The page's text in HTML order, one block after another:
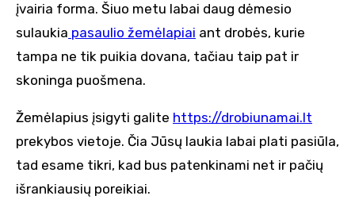
įvairia forma. Šiuo metu labai daug dėmesio
sulaukia pasaulio žemėlapiai ant drobės, kurie
tampa ne tik puikia dovana, tačiau taip pat ir
skoninga puošmena.
Žemėlapius įsigyti galite https://drobiunamai.lt
prekybos vietoje. Čia Jūsų laukia labai plati pasiūla,
tad esame tikri, kad bus patenkinami net ir pačių
išrankiausių poreikiai.